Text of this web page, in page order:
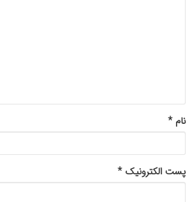
نام *
پست الکترونیک *